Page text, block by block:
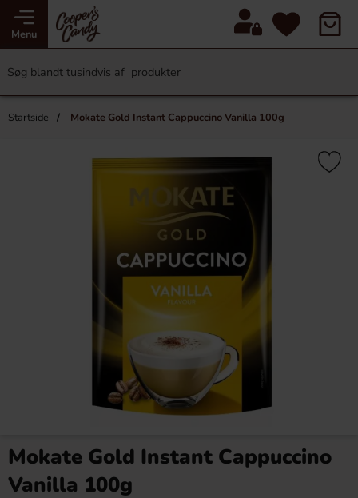
Menu
Startside Mokate Gold Instant Cappuccino Vanilla 100g
Mokate Gold Instant Cappuccino
Vanilla 100g